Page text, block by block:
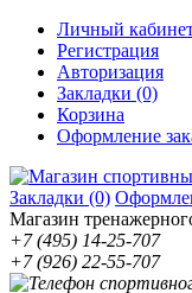
Личный
Регистрация
Авторизация
Закладки (0)
Корзина
Оформление
Закладки (0)
Магазин
+7 (495) 14-25-707
+7 (926) 22-55-707